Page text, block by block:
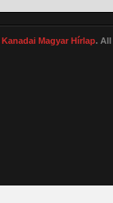
Kanadai Magyar Hírlap. All